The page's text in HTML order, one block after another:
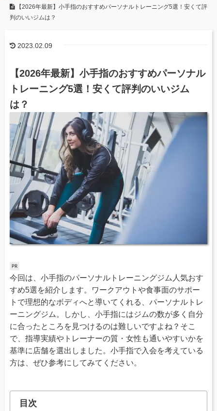
【2026年最新】小手指のおすすめパーソナルトレーニング5選！安くて評
判のいいジムは？
2023.02.09
【2026年最新】小手指のおすすめパーソナル
トレーニング5選！安くて評判のいいジム
は？
今回は、小手指のパーソナルトレーニングジム人気おす
すめ5選を紹介します。ワークアウトや食事面のサポー
トで理想的なボディへと導いてくれる、パーソナルトレ
ーニングジム。しかし、小手指にはジムの数が多く自分
に合ったところを見つけるのは難しいですよね？そこ
で、指導実績やトレーナーの質・女性も通いやすいかを
基準に店舗を選出しました。小手指で入会を考えている
方は、ぜひ参考にしてみてください。
目次